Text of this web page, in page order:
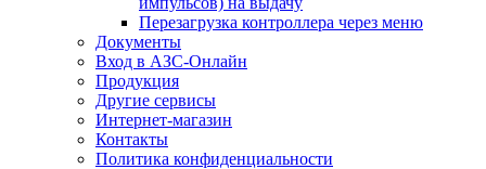
Перезагрузка контроллера через меню
Документы
Вход в АЗС-Онлайн
Продукция
Другие сервисы
Интернет-магазин
Контакты
Политика конфиденциальности